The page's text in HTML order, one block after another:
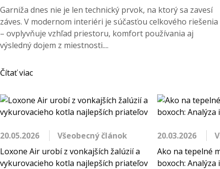
Garniža dnes nie je len technický prvok, na ktorý sa zavesí
záves. V modernom interiéri je súčasťou celkového riešenia
– ovplyvňuje vzhľad priestoru, komfort používania aj
výsledný dojem z miestnosti....
Čítať viac
20.05.2026
Všeobecný článok
Loxone Air urobí z vonkajších žalúzií a
vykurovacieho kotla najlepších priateľov
20.03.2026
Ako na tepelné
boxoch: